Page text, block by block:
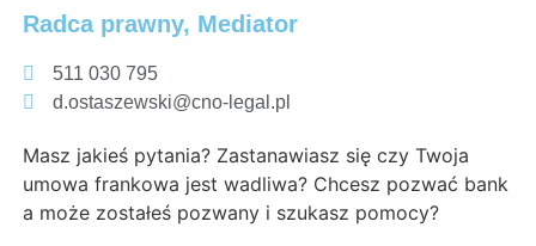
Radca prawny, Mediator
511 030 795
d.ostaszewski@cno-legal.pl
Masz jakieś pytania? Zastanawiasz się czy Twoja
umowa frankowa jest wadliwa? Chcesz pozwać bank
a może zostałeś pozwany i szukasz pomocy?